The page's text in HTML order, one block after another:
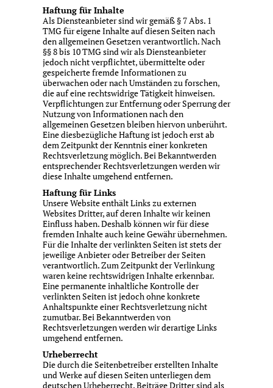
Haftung für Inhalte
Als Diensteanbieter sind wir gemäß § 7 Abs. 1
TMG für eigene Inhalte auf diesen Seiten nach
den allgemeinen Gesetzen verantwortlich. Nach
§§ 8 bis 10 TMG sind wir als Diensteanbieter
jedoch nicht verpflichtet, übermittelte oder
gespeicherte fremde Informationen zu
überwachen oder nach Umständen zu forschen,
die auf eine rechtswidrige Tätigkeit hinweisen.
Verpflichtungen zur Entfernung oder Sperrung der
Nutzung von Informationen nach den
allgemeinen Gesetzen bleiben hiervon unberührt.
Eine diesbezügliche Haftung ist jedoch erst ab
dem Zeitpunkt der Kenntnis einer konkreten
Rechtsverletzung möglich. Bei Bekanntwerden
entsprechender Rechtsverletzungen werden wir
diese Inhalte umgehend entfernen.
Haftung für Links
Unsere Website enthält Links zu externen
Websites Dritter, auf deren Inhalte wir keinen
Einfluss haben. Deshalb können wir für diese
fremden Inhalte auch keine Gewähr übernehmen.
Für die Inhalte der verlinkten Seiten ist stets der
jeweilige Anbieter oder Betreiber der Seiten
verantwortlich. Zum Zeitpunkt der Verlinkung
waren keine rechtswidrigen Inhalte erkennbar.
Eine permanente inhaltliche Kontrolle der
verlinkten Seiten ist jedoch ohne konkrete
Anhaltspunkte einer Rechtsverletzung nicht
zumutbar. Bei Bekanntwerden von
Rechtsverletzungen werden wir derartige Links
umgehend entfernen.
Urheberrecht
Die durch die Seitenbetreiber erstellten Inhalte
und Werke auf diesen Seiten unterliegen dem
deutschen Urheberrecht. Beiträge Dritter sind als